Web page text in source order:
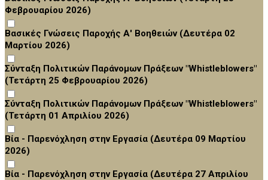
Φεβρουαρίου 2026)
Βασικές Γνώσεις Παροχής Α' Βοηθειών (Δευτέρα 02
Μαρτίου 2026)
Σύνταξη Πολιτικών Παράνομων Πράξεων "Whistleblowers"
(Τετάρτη 25 Φεβρουαρίου 2026)
Σύνταξη Πολιτικών Παράνομων Πράξεων "Whistleblowers"
(Τετάρτη 01 Απριλίου 2026)
Βία - Παρενόχληση στην Εργασία (Δευτέρα 09 Μαρτίου
2026)
Βία - Παρενόχληση στην Εργασία (Δευτέρα 27 Απριλίου